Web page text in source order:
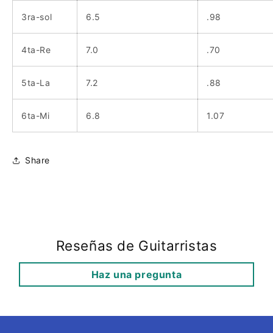
3ra-sol 6.5 .98
4ta-Re 7.0 .70
5ta-La 7.2 .88
6ta-Mi 6.8 1.07
Share
Reseñas de Guitarristas
Haz una pregunta